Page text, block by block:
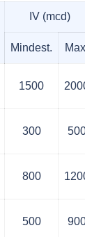
IV (mcd)
Mindest.
1500
300
800
500